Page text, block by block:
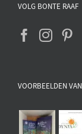
VOLG BONTE RAAF
VOORBEELDEN